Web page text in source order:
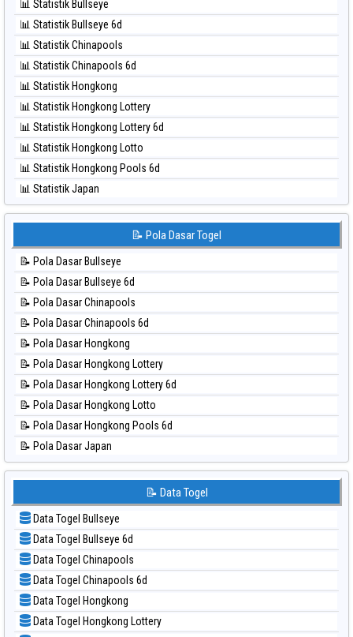
⚽ Bola Hitam Magnum Cambodia
⚽ Bola Hitam Nagoya
⚽ Bola Hitam North Carolina Day
⚽ Bola Hitam Pcso
⚽ Bola Hitam Sao Paulo
⚽ Bola Hitam Singapore
⚽ Bola Hitam Sydney
⚽ Bola Hitam Sydney Lottery
⚽ Bola Hitam Sydney Lottery 6d
⚽ Bola Hitam Sydney Lotto
⚽ Bola Hitam Taiwan
📊 Statistik Bullseye
📊 Statistik Bullseye 6d
📊 Statistik Chinapools
📊 Statistik Chinapools 6d
📊 Statistik Hongkong
📊 Statistik Hongkong Lottery
📊 Statistik Hongkong Lottery 6d
📊 Statistik Hongkong Lotto
📊 Statistik Hongkong Pools 6d
📊 Statistik Japan
📊 Statistik Japan 6d
📊 Statistik Kuda Lari
📊 Statistik Magnum Cambodia
📊 Statistik Nagoya
📊 Statistik New York Midday
📊 Statistik North Carolina Day
📊 Statistik Pcso
📊 Statistik Pennsylvania Day
📊 Statistik Sao Paulo
📊 Statistik Singapore
📊 Statistik Sydney
📊 Statistik Sydney Lottery
📊 Statistik Sydney Pools 6d
📊 Statistik Taipei
📊 Statistik Taiwan
📝 Pola Dasar Togel
📝 Pola Dasar Bullseye
📝 Pola Dasar Bullseye 6d
📝 Pola Dasar Chinapools
📝 Pola Dasar Chinapools 6d
📝 Pola Dasar Hongkong
📝 Pola Dasar Hongkong Lottery
📝 Pola Dasar Hongkong Lottery 6d
📝 Pola Dasar Hongkong Lotto
📝 Pola Dasar Hongkong Pools 6d
📝 Pola Dasar Japan
📝 Pola Dasar Japan 6d
📝 Pola Dasar Kuda Lari
📝 Pola Dasar Magnum Cambodia
📝 Pola Dasar Nagoya
📝 Pola Dasar North Carolina Day
📝 Pola Dasar Pcso
📝 Pola Dasar Sao Paulo
📝 Pola Dasar Singapore
📝 Data Togel
Data Togel Bullseye
Data Togel Bullseye 6d
Data Togel Chinapools
Data Togel Chinapools 6d
Data Togel Hongkong
Data Togel Hongkong Lottery